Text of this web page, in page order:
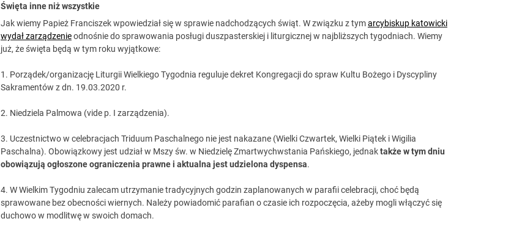
Święta inne niż wszystkie
Jak wiemy Papież Franciszek wpowiedział się w sprawie nadchodzących świąt. W związku z tymarcybiskup katowicki
wydał zarządzenieodnośnie do sprawowania posługi duszpasterskiej i liturgicznej w najbliższych tygodniach. Wiemy
już, że święta będą w tym roku wyjątkowe:
1. Porządek/organizację Liturgii Wielkiego Tygodnia reguluje dekret Kongregacji do spraw Kultu Bożego i Dyscypliny
Sakramentów z dn. 19.03.2020 r.
2. Niedziela Palmowa (vide p. I zarządzenia).
3. Uczestnictwo w celebracjach Triduum Paschalnego nie jest nakazane (Wielki Czwartek, Wielki Piątek i Wigilia
Paschalna). Obowiązkowy jest udział w Mszy św. w Niedzielę Zmartwychwstania Pańskiego, jednaktakże w tym dniu
obowiązują ogłoszone ograniczenia prawne i aktualna jest udzielona dyspensa.
4. W Wielkim Tygodniu zalecam utrzymanie tradycyjnych godzin zaplanowanych w parafii celebracji, choć będą
sprawowane bez obecności wiernych. Należy powiadomić parafian o czasie ich rozpoczęcia, ażeby mogli włączyć się
duchowo w modlitwę w swoich domach.